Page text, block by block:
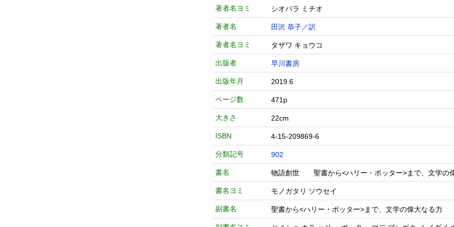
著者名ヨミ シオバラ ミチオ
著者名 田沢 恭子／訳
著者名ヨミ タザワ キョウコ
出版者 早川書房
出版年月 2019.6
ページ数 471p
大きさ 22cm
ISBN 4-15-209869-6
分類記号 902
書名 物語創世 聖書から<ハリー・ポッター>まで、文学
書名ヨミ モノガタリ ソウセイ
副書名 聖書から<ハリー・ポッター>まで、文学の偉大なる力